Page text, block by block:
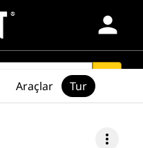
person
more_vert
Araçlar Tur